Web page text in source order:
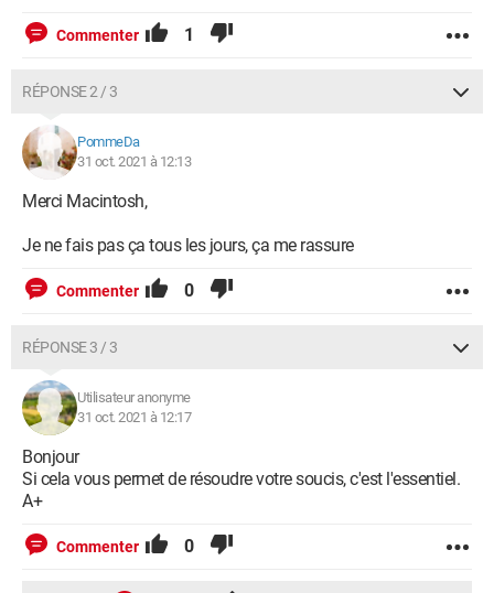
Commenter 1
RÉPONSE 2 / 3
PommeDa
31 oct. 2021 à 12:13
Merci Macintosh,
Je ne fais pas ça tous les jours, ça me rassure
Commenter 0
RÉPONSE 3 / 3
Utilisateur anonyme
31 oct. 2021 à 12:17
Bonjour
Si cela vous permet de résoudre votre soucis, c'est l'essentiel.
A+
Commenter 0